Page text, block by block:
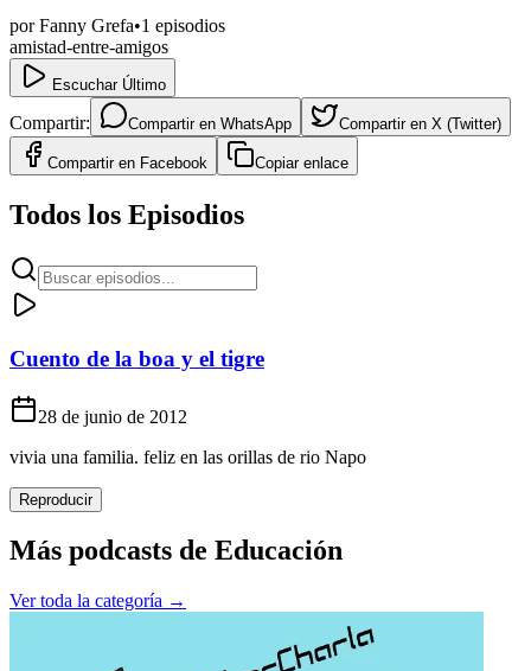
porFanny Grefa•1 episodios
amistad-entre-amigos
Escuchar Último
Compartir: Compartir en WhatsApp Compartir en X (Twitter)
Compartir en Facebook Copiar enlace
Todos los Episodios
Cuento de la boa y el tigre
28 de junio de 2012
vivia una familia. feliz en las orillas de rio Napo
Reproducir
Más podcasts de Educación
Ver toda la categoría →